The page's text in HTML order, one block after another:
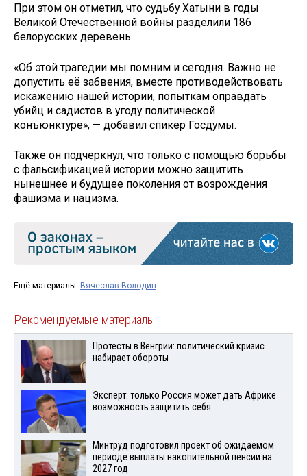
При этом он отметил, что судьбу Хатыни в годы
Великой Отечественной войны разделили 186
белорусских деревень.
«Об этой трагедии мы помним и сегодня. Важно не
допустить её забвения, вместе противодействовать
искажению нашей истории, попыткам оправдать
убийц и садистов в угоду политической
конъюнктуре», — добавил спикер Госдумы.
Также он подчеркнул, что только с помощью борьбы
с фальсификацией истории можно защитить
нынешнее и будущее поколения от возрождения
фашизма и нацизма.
Ещё материалы: Вячеслав Володин
Рекомендуемые материалы
Протесты в Венгрии: политический кризис
набирает обороты
Эксперт: только Россия может дать Африке
возможность защитить себя
Минтруд подготовил проект об ожидаемом
периоде выплаты накопительной пенсии на
2027 год